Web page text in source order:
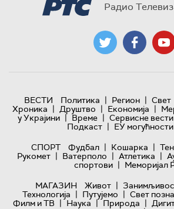
Радио
ВЕСТИ Политика | Регион | Свет
Хроника | Друштво | Економија |
у Украјини | Време | Сервисне вести
Подкаст | ЕУ
СПОРТ
Фудбал | Кошарка |
Рукомет | Ватерполо | Атлетика |
спортови | Меморијал
МАГАЗИН
Живот |
Технологијa | Путујемо | Свет
Филм и ТВ | Наука | Природа |